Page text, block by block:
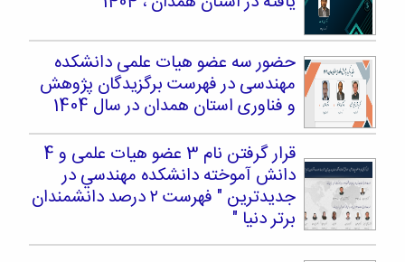
حضور سه عضو هیات علمی دانشکده
مهندسی در فهرست برگزیدگان پژوهش
و فناوری استان همدان در سال 1404
قرار گرفتن نام 3 عضو هیات علمی و 4
دانش آموخته دانشکده مهندسي در
جدیدترین " فهرست ۲ درصد دانشمندان
برتر دنیا "